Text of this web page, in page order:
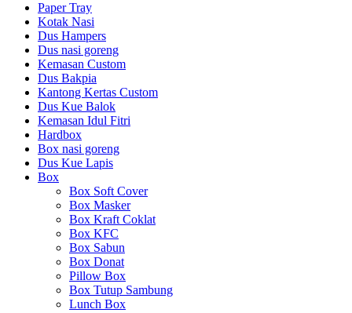
Paper Tray
Kotak Nasi
Dus Hampers
Dus nasi goreng
Kemasan Custom
Dus Bakpia
Kantong Kertas Custom
Dus Kue Balok
Kemasan Idul Fitri
Hardbox
Box nasi goreng
Dus Kue Lapis
Box
Box Soft Cover
Box Masker
Box Kraft Coklat
Box KFC
Box Sabun
Box Donat
Pillow Box
Box Tutup Sambung
Lunch Box